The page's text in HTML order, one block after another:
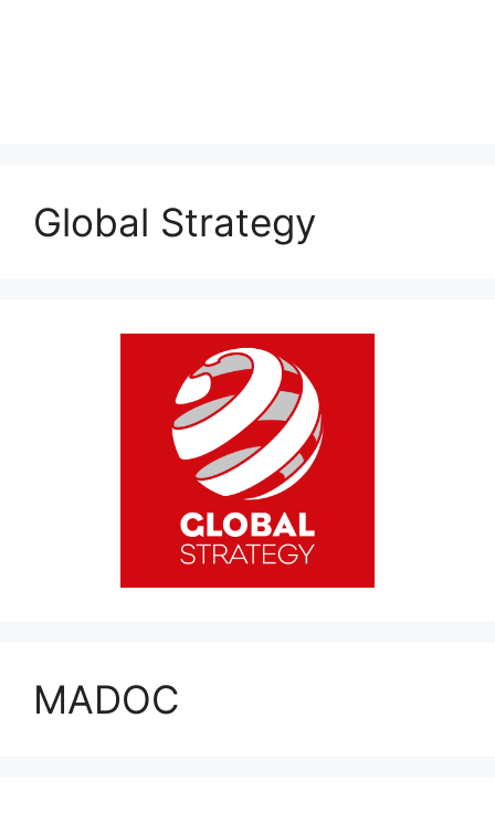
Global Strategy
MADOC